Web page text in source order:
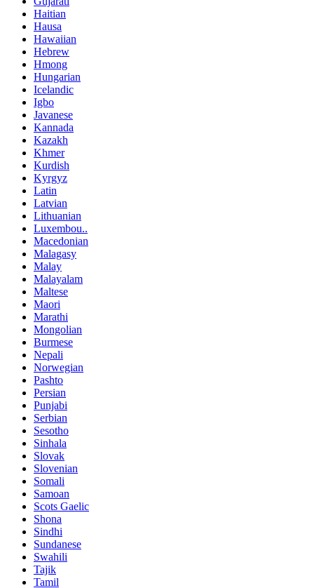
Haitian
Hausa
Hawaiian
Hebrew
Hmong
Hungarian
Icelandic
Igbo
Javanese
Kannada
Kazakh
Khmer
Kurdish
Kyrgyz
Latin
Latvian
Lithuanian
Luxembou..
Macedonian
Malagasy
Malay
Malayalam
Maltese
Maori
Marathi
Mongolian
Burmese
Nepali
Norwegian
Pashto
Persian
Punjabi
Serbian
Sesotho
Sinhala
Slovak
Slovenian
Somali
Samoan
Scots Gaelic
Shona
Sindhi
Sundanese
Swahili
Tajik
Tamil